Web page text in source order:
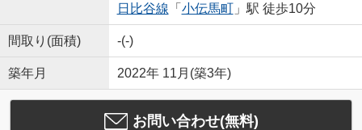
日比谷線 「 小伝馬町」駅 徒歩10分
間取り(面積) -(-)
築年月 2022年 11月(築3年)
お問い合わせ(無料)